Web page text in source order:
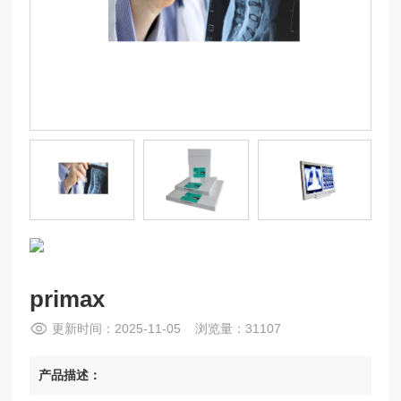
primax
更新时间：2025-11-05 浏览量：31107
产品描述：